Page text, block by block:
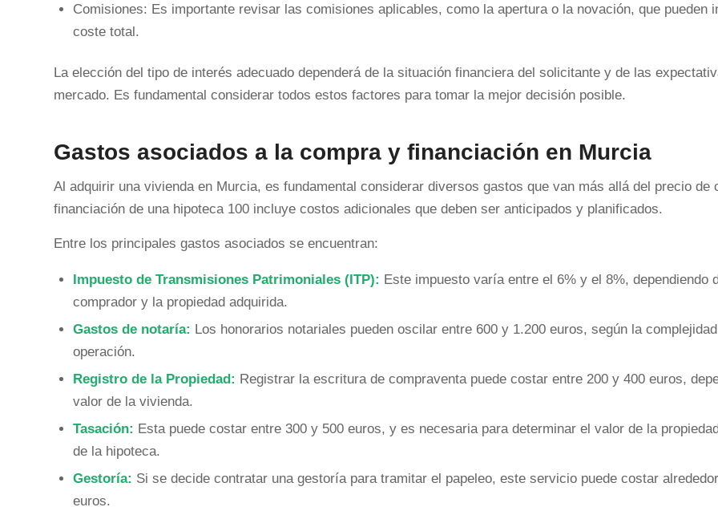
Comisiones: Es importante revisar las comisiones aplicables, como la apertura o la novación, que pueden
coste total.
La elección del tipo de interés adecuado dependerá de la situación financiera del solicitante y de las
mercado. Es fundamental considerar todos estos factores para tomar la mejor decisión posible.
Gastos asociados a la compra y financiación en Murcia
Al adquirir una vivienda en Murcia, es fundamental considerar diversos gastos que van más allá del precio de
financiación de una hipoteca 100 incluye costos adicionales que deben ser anticipados y planificados.
Entre los principales gastos asociados se encuentran:
Impuesto de Transmisiones Patrimoniales (ITP): Este impuesto varía entre el 6% y el 8%, dependiendo
comprador y la propiedad adquirida.
Gastos de notaría: Los honorarios notariales pueden oscilar entre 600 y 1.200 euros, según la
operación.
Registro de la Propiedad: Registrar la escritura de compraventa puede costar entre 200 y 400 euros,
valor de la vivienda.
Tasación: Esta puede costar entre 300 y 500 euros, y es necesaria para determinar el valor de la
de la hipoteca.
Gestoría: Si se decide contratar una gestoría para tramitar el papeleo, este servicio puede costar
euros.